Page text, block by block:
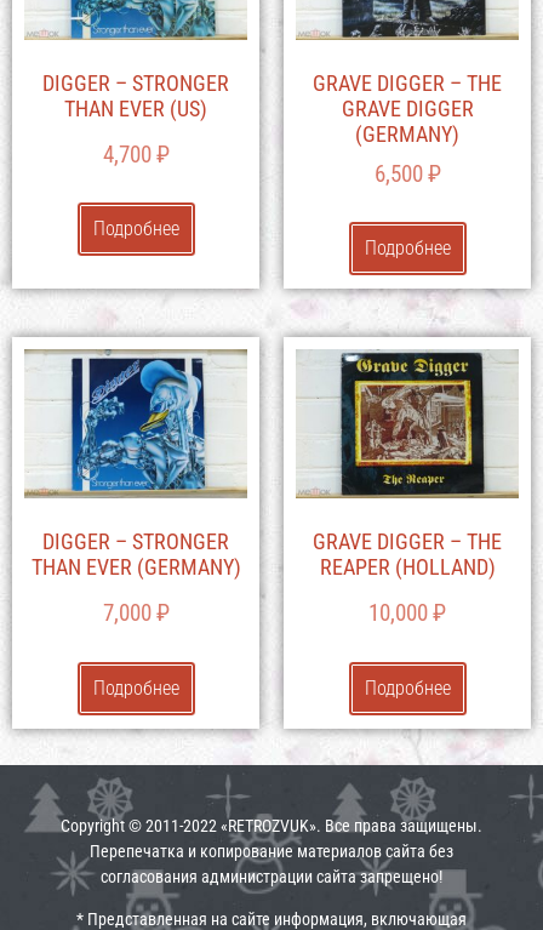
DIGGER – STRONGER
THAN EVER (US)
4,700₽
Подробнее
GRAVE DIGGER – THE
GRAVE DIGGER
(GERMANY)
6,500₽
Подробнее
DIGGER – STRONGER
THAN EVER (GERMANY)
7,000₽
Подробнее
GRAVE DIGGER – THE
REAPER (HOLLAND)
10,000₽
Подробнее
Copyright © 2011-2022 «RETROZVUK». Все права защищены.
Перепечатка и копирование материалов сайта без
согласования администрации сайта запрещено!
* Представленная на сайте информация, включающая